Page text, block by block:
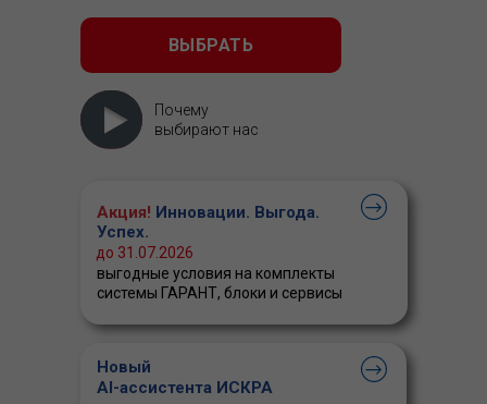
ВЫБРАТЬ
Почему
выбирают нас
Акция! Инновации. Выгода.
Успех.
выгодные условия на комплекты
системы ГАРАНТ, блоки и сервисы
до 31.07.2026
Новый
AI-ассистента ИСКРА